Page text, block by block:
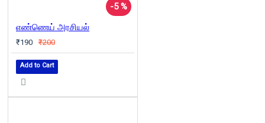
-5 %
எண்ணெய் அரசியல்
₹190 ₹200
Add to Cart